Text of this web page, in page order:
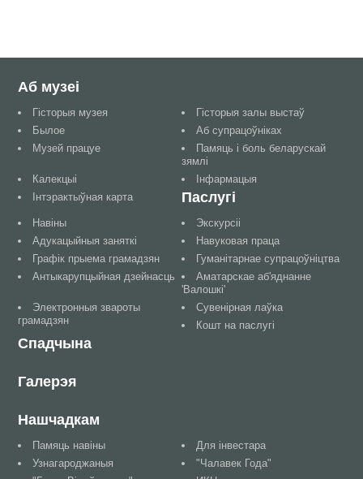
Аб музеі
Гісторыя музея
Гісторыя залы выстаў
Былое
Аб супрацоўніках
Музей працуе
Памяць і боль беларускай
зямлі
Калекцыі
Інфармацыя
Інтэрактыўная карта
Паслугі
Навіны
Экскурсіі
Адукацыйныя заняткі
Навуковая праца
Графік прыема грамадзян
Гуманітарнае супрацоўніцтва
Антыкарупцыйная дзейнасць
Аматарскае аб'яднанне
'Валошкі'
Электронныя звароты
грамадзян
Сувенірная лаўка
Кошт на паслугі
Спадчына
Галерэя
Нашчадкам
Памяць навіны
Для інвестара
Узнагароджаныя
"Чалавек Года"